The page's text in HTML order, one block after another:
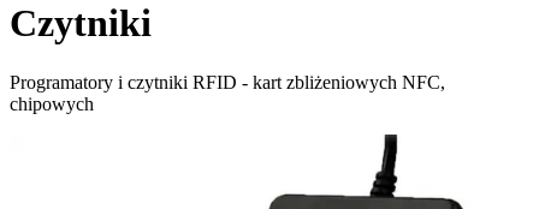
Czytniki
Programatory i czytniki RFID - kart zbliżeniowych NFC,
chipowych